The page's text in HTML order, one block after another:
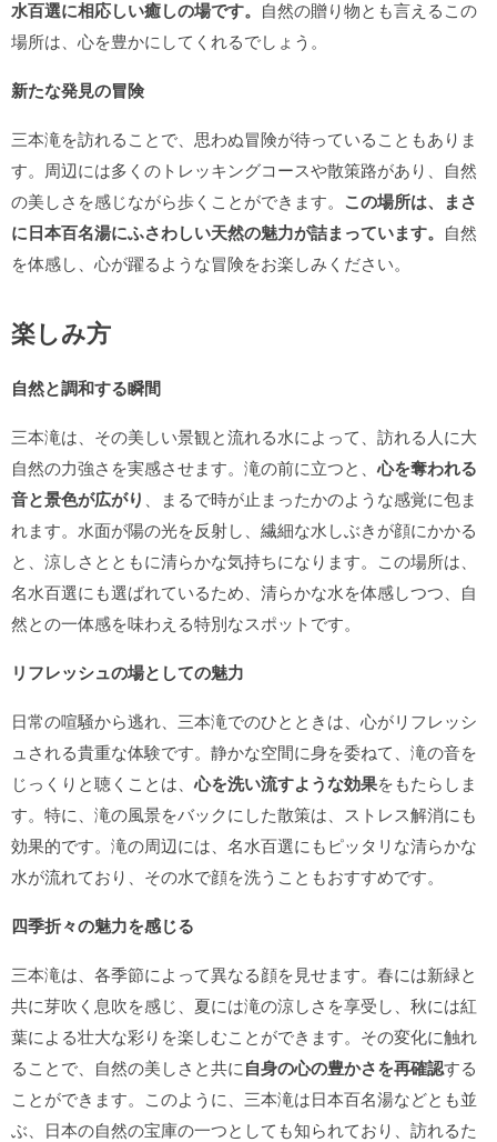
水百選に相応しい癒しの場です。 自然の贈り物とも言えるこの
場所は、心を豊かにしてくれるでしょう。
新たな発見の冒険
三本滝を訪れることで、思わぬ冒険が待っていることもありま
す。周辺には多くのトレッキングコースや散策路があり、自然
の美しさを感じながら歩くことができます。 この場所は、まさ
に日本百名湯にふさわしい天然の魅力が詰まっています。 自然
を体感し、心が躍るような冒険をお楽しみください。
楽しみ方
自然と調和する瞬間
三本滝は、その美しい景観と流れる水によって、訪れる人に大
自然の力強さを実感させます。滝の前に立つと、心を奪われる
音と景色が広がり
、まるで時が止まったかのような感覚に包ま
れます。水面が陽の光を反射し、繊細な水しぶきが顔にかかる
と、涼しさとともに清らかな気持ちになります。この場所は、
名水百選にも選ばれているため、清らかな水を体感しつつ、自
然との一体感を味わえる特別なスポットです。
リフレッシュの場としての魅力
日常の喧騒から逃れ、三本滝でのひとときは、心がリフレッシ
ュされる貴重な体験です。静かな空間に身を委ねて、滝の音を
じっくりと聴くことは、心を洗い流すような効果をもたらしま
す。特に、滝の風景をバックにした散策は、ストレス解消にも
効果的です。滝の周辺には、名水百選にもピッタリな清らかな
水が流れており、その水で顔を洗うこともおすすめです。
四季折々の魅力を感じる
三本滝は、各季節によって異なる顔を見せます。春には新緑と
共に芽吹く息吹を感じ、夏には滝の涼しさを享受し、秋には紅
葉による壮大な彩りを楽しむことができます。その変化に触れ
ることで、自然の美しさと共に自身の心の豊かさを再確認する
ことができます。このように、三本滝は日本百名湯などとも並
ぶ、日本の自然の宝庫の一つとしても知られており、訪れるた